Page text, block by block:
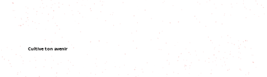
Cultive ton avenir